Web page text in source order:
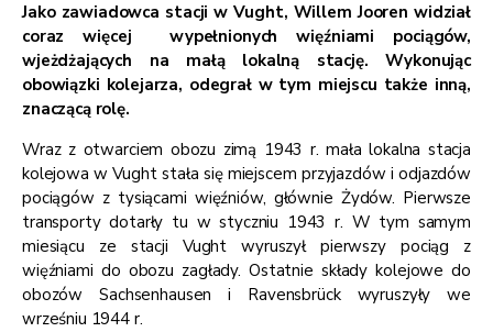
Jako zawiadowca stacji w Vught, Willem Jooren widział
coraz więcej wypełnionych więźniami pociągów,
wjeżdżających na małą lokalną stację. Wykonując
obowiązki kolejarza, odegrał w tym miejscu także inną,
znaczącą rolę.
Wraz z otwarciem obozu zimą 1943 r. mała lokalna stacja
kolejowa w Vught stała się miejscem przyjazdów i odjazdów
pociągów z tysiącami więźniów, głównie Żydów. Pierwsze
transporty dotarły tu w styczniu 1943 r. W tym samym
miesiącu ze stacji Vught wyruszył pierwszy pociąg z
więźniami do obozu zagłady. Ostatnie składy kolejowe do
obozów Sachsenhausen i Ravensbrück wyruszyły we
wrześniu 1944 r.